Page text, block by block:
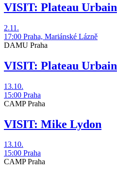
VISIT: Plateau Urbain
2.11.
17:00 Praha, Mariánské Lázně
DAMU Praha
VISIT: Plateau Urbain
13.10.
15:00 Praha
CAMP Praha
VISIT: Mike Lydon
13.10.
15:00 Praha
CAMP Praha